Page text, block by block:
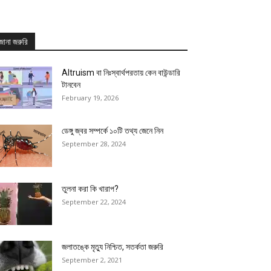
জরুরি
Altruism বা নিঃস্বার্থপরতায় কেন বাউন্ডারি
টানবেন
February 19, 2026
ডেঙ্গু জ্বর সম্পর্কে ১০টি তথ্য জেনে নিন
September 28, 2024
তুলনা করা কি খারাপ?
September 22, 2024
জলাতঙ্কে মৃত্যু নিশ্চিত, সতর্কতা জরুরি
September 2, 2021